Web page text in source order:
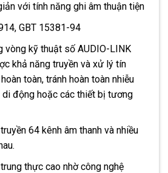
với tính năng ghi âm thuận tiện
GBT 15381-94
vòng kỹ thuật số AUDIO-LINK
khả năng truyền và xử lý tín
toàn, tránh hoàn toàn nhiễu
động hoặc các thiết bị tương
64 kênh âm thanh và nhiều
thực cao nhờ công nghệ